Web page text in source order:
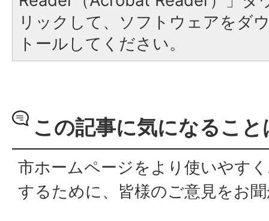
リックして、ソフトウェアをダ
トールしてください。
この記事に気になるこ
市ホームページをより使いやす
するために、皆様のご意見をお